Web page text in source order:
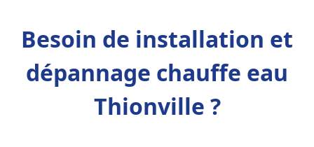
Besoin de installation et
dépannage chauffe eau
Thionville ?